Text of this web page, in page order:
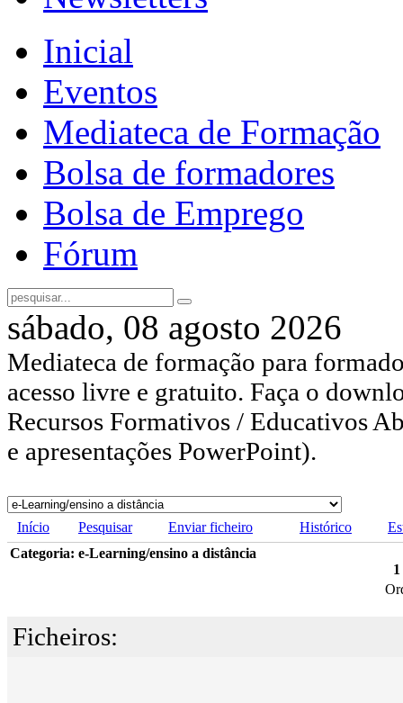
Inicial
Eventos
Mediateca de Formação
Bolsa de formadores
Bolsa de Emprego
Fórum
sábado, 08 agosto 2026
Mediateca de formação para
acesso livre e gratuito. Faça o
Recursos Formativos / Educativos
e apresentações PowerPoint).
Início Pesquisar Enviar ficheiro Histórico
Categoria: e-Learning/ensino a distância
1
Ficheiros: